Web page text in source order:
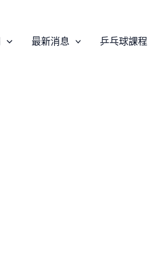
最新消息 乒乓球課程